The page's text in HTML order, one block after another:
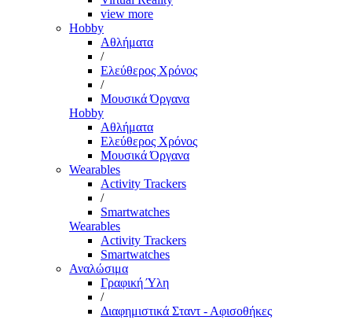
view more
Hobby
Αθλήματα
/
Ελεύθερος Χρόνος
/
Μουσικά Όργανα
Hobby
Αθλήματα
Ελεύθερος Χρόνος
Μουσικά Όργανα
Wearables
Activity Trackers
/
Smartwatches
Wearables
Activity Trackers
Smartwatches
Αναλώσιμα
Γραφική Ύλη
/
Διαφημιστικά Σταντ - Αφισοθήκες